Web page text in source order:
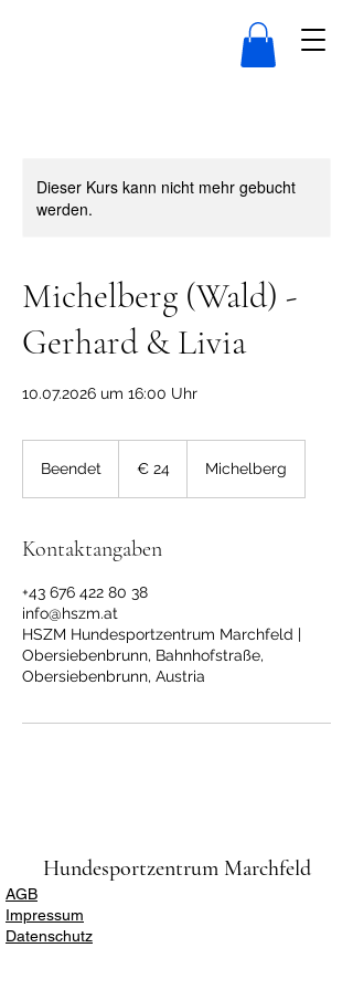
Dieser Kurs kann nicht mehr gebucht
werden.
Michelberg (Wald) -
Gerhard & Livia
10.07.2026 um 16:00 Uhr
Beendet
d
t
€ 24 Michelberg
Kontaktangaben
+43 676 422 80 38
info@hszm.at
HSZM Hundesportzentrum Marchfeld |
Obersiebenbrunn, Bahnhofstraße,
Obersiebenbrunn, Austria
Hundesportzentrum Marchfeld
AGB
Impressum
Datenschutz